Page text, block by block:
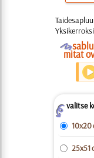
O
mitat
Zvalitse
10x20
25x51